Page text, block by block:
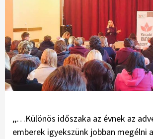
,,…Különös időszaka az évnek az
emberek igyekszünk jobban megélni